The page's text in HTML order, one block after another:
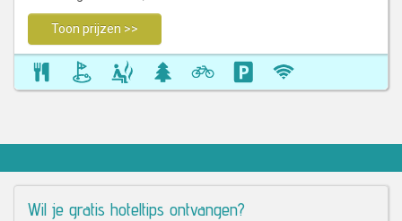
Toon prijzen >>
Wil je gratis hoteltips ontvangen?